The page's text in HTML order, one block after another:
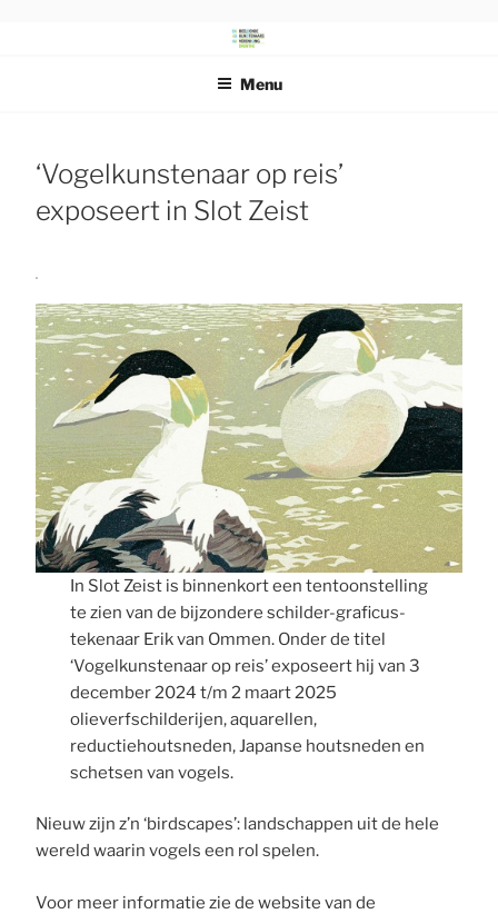
SCHILDERSGENOOTSCHAP
Beeldende Kunstenaars Vereniging Drenthe
Menu
‘Vogelkunstenaar op reis’
exposeert in Slot Zeist
In Slot Zeist is binnenkort een tentoonstelling
te zien van de bijzondere schilder-graficus-
tekenaar Erik van Ommen. Onder de titel
‘Vogelkunstenaar op reis’ exposeert hij van 3
december 2024 t/m 2 maart 2025
olieverfschilderijen, aquarellen,
reductiehoutsneden, Japanse houtsneden en
schetsen van vogels.
Nieuw zijn z’n ‘birdscapes’: landschappen uit de hele
wereld waarin vogels een rol spelen.
Voor meer informatie zie de website van de